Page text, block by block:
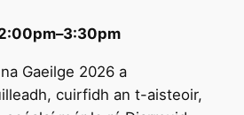
Gaeilge 2026 a
cuirfidh an t-aisteoir,